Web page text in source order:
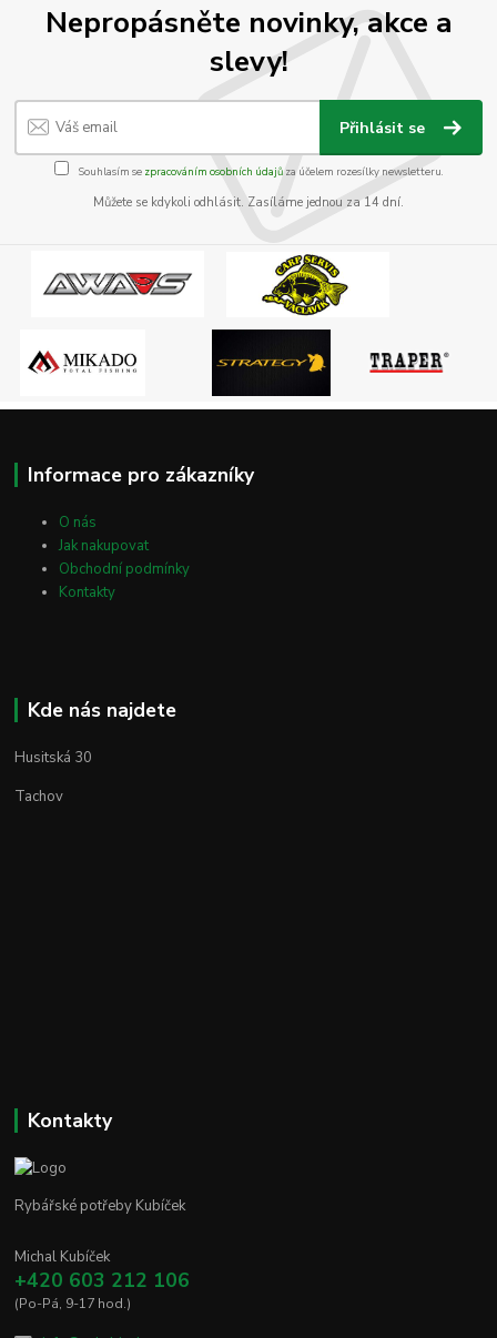
Nepropásněte novinky, akce a
slevy!
Přihlásit se
Souhlasím se zpracováním osobních údajůza účelem rozesílky newsletteru.
Můžete se kdykoli odhlásit. Zasíláme jednou za 14 dní.
Informace pro zákazníky
O nás
Jak nakupovat
Obchodní podmínky
Kontakty
Kde nás najdete
Husitská 30
Tachov
Kontakty
Rybářské potřeby Kubíček
Michal Kubíček
+420 603 212 106
(Po-Pá, 9-17 hod.)